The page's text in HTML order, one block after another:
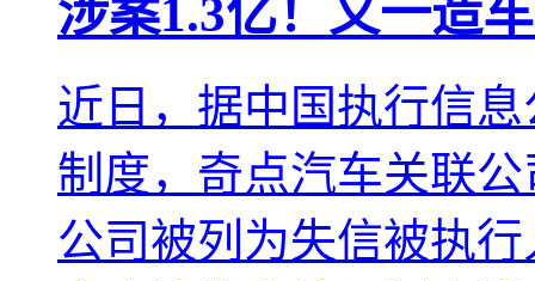
涉案1.3亿！又一造
近日，据中国执行信
制度，奇点汽车关联
公司被列为失信被执